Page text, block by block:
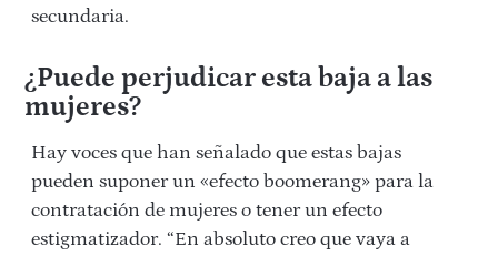
secundaria.
¿Puede perjudicar esta baja a las
mujeres?
Hay voces que han señalado que estas bajas
pueden suponer un «efecto boomerang» para la
contratación de mujeres o tener un efecto
estigmatizador. “En absoluto creo que vaya a